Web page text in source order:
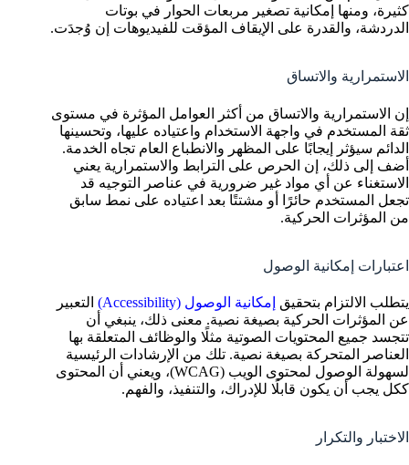
كثيرة، ومنها إمكانية تصغير مربعات الحوار في بوتات
الدردشة، والقدرة على الإيقاف المؤقت للفيديوهات إن وُجدَت.
الاستمرارية والاتساق
إن الاستمرارية والاتساق من أكثر العوامل المؤثرة في مستوى
ثقة المستخدم في واجهة الاستخدام واعتياده عليها، وتحسينها
الدائم سيؤثر إيجابًا على المظهر والانطباع العام تجاه الخدمة.
أضف إلى ذلك، إن الحرص على الترابط والاستمرارية يعني
الاستغناء عن أي مواد غير ضرورية في عناصر التوجيه قد
تجعل المستخدم حائرًا أو مشتتًا بعد اعتياده على نمط سابق
من المؤثرات الحركية.
اعتبارات إمكانية الوصول
يتطلب الالتزام بتحقيق إمكانية الوصول (Accessibility)
التعبير
عن المؤثرات الحركية بصيغة نصية. معنى ذلك، ينبغي أن
تتجسد جميع المحتويات الصوتية مثلًا والوظائف المتعلقة بها
العناصر المتحركة بصيغة نصية. تلك من الإرشادات الرئيسية
لسهولة الوصول لمحتوى الويب (WCAG)، ويعني أن المحتوى
ككل يجب أن يكون قابلًا للإدراك، والتنفيذ، والفهم.
الاختبار والتكرار